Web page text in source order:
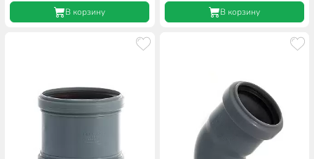
В корзину В корзину